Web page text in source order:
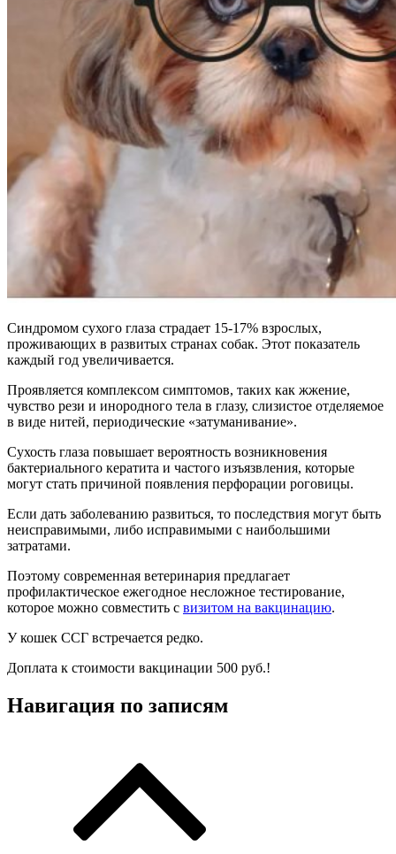
Синдромом сухого глаза страдает 15-17% взрослых,
проживающих в развитых странах собак. Этот показатель
каждый год увеличивается.
Проявляется комплексом симптомов, таких как жжение,
чувство рези и инородного тела в глазу, слизистое отделяемое
в виде нитей, периодические «затуманивание».
Сухость глаза повышает вероятность возникновения
бактериального кератита и частого изъязвления, которые
могут стать причиной появления перфорации роговицы.
Если дать заболеванию развиться, то последствия могут быть
неисправимыми, либо исправимыми с наибольшими
затратами.
Поэтому современная ветеринария предлагает
профилактическое ежегодное несложное тестирование,
которое можно совместить с визитом на вакцинацию.
У кошек ССГ встречается редко.
Доплата к стоимости вакцинации 500 руб.!
Навигация по записям